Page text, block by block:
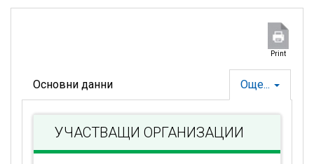
Print
Още...
Основни данни
УЧАСТВАЩИ ОРГАНИЗАЦИИ